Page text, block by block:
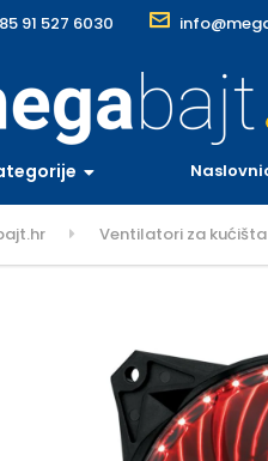
91 527 6030
Ventilatori za kućišta